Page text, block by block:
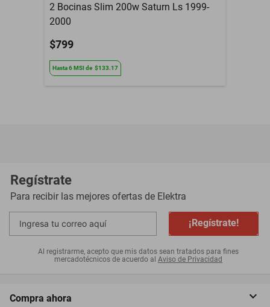
2 Bocinas Slim 200w Saturn Ls 1999-
2000
$799
Hasta6MSIde $133.17
Regístrate
Para recibir las mejores ofertas de Elektra
¡Regístrate!
Al registrarme, acepto que mis datos sean tratados para fines
mercadotécnicos de acuerdo al Aviso de Privacidad
Compra ahora